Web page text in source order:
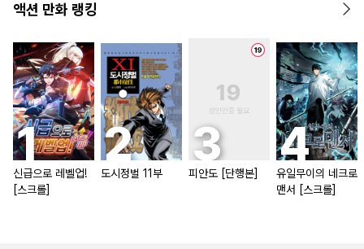
액션 만화 랭킹
신급으로 레벨업!
[스크롤]
도시정벌 11부 피안도 [단행본]
유일무이의 네크로
맨서 [스크롤]